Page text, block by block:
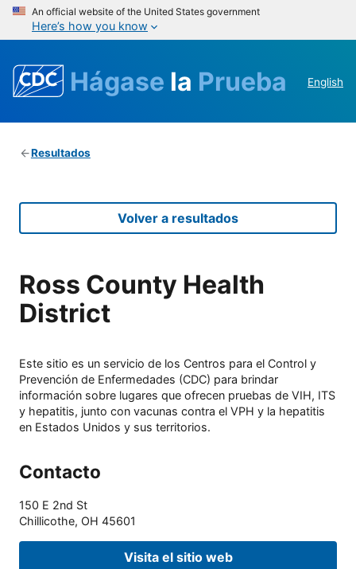
An official website of the United States government
Here’s how you know
Hágase la Prueba English
Resultados
Volver a resultados
Ross County Health
District
Este sitio es un servicio de los Centros para el Control y
Prevención de Enfermedades (CDC) para brindar
información sobre lugares que ofrecen pruebas de VIH, ITS
y hepatitis, junto con vacunas contra el VPH y la hepatitis
en Estados Unidos y sus territorios.
Contacto
150 E 2nd St
Chillicothe, OH 45601
Visita el sitio web